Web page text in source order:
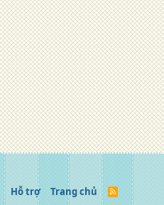
Hỗ trợ Trang chủ
R